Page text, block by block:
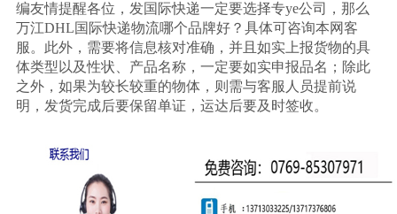
编友情提醒各位，发国际快递一定要选择专ye公司，那么
万江DHL国际快递物流哪个品牌好？具体可咨询本网客
服。此外，需要将信息核对准确，并且如实上报货物的具
体类型以及性状、产品名称，一定要如实申报品名；除此
之外，如果为较长较重的物体，则需与客服人员提前说
明，发货完成后要保留单证，运达后要及时签收。